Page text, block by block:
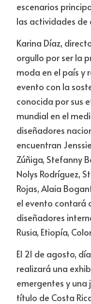
escenarios
las actividades de
Karina Díaz,
orgullo por ser la
moda en el país y
evento con la
conocida por sus
mundial en el
diseñadores
encuentran
Zúñiga, Stefanny
Nolys Rodríguez,
Rojas, Alaia
el evento contará
diseñadores
Rusia, Etiopía,
El 21 de agosto,
realizará una
emergentes y
título de Costa